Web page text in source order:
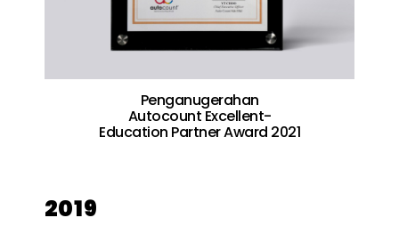
Penganugerahan
Autocount Excellent-
Education Partner Award 2021
2019